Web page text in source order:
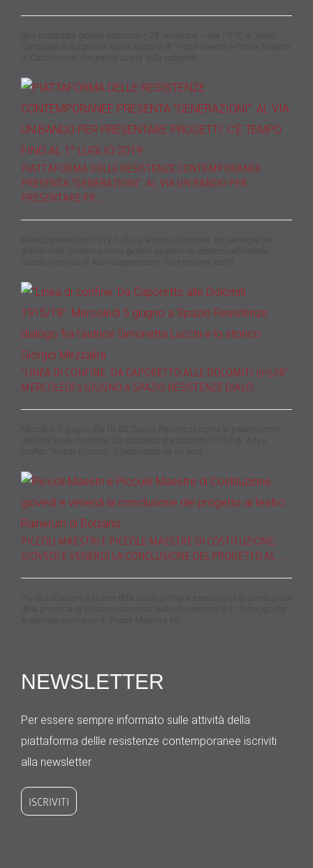
PIATTAFORMA DELLE RESISTENZE CONTEMPORANEE
PRESENTA “GENERAZIONI”. AL VIA UN BANDO PER
PRESENTARE PR…
“LINEA DI CONFINE. DA CAPORETTO ALLE DOLOMITI 1915/18”:
MERCOLEDÌ 5 GIUGNO A SPAZIO RESISTENZE DIALO…
PICCOLI MAESTRI E PICCOLE MAESTRE DI COSTITUZIONE:
GIOVEDÌ E VENERDÌ LA CONCLUSIONE DEL PROGETTO AL …
NEWSLETTER
Per essere sempre informato sulle attività della
piattaforma dellle resistenze contemporanee iscriviti
alla newsletter.
ISCRIVITI